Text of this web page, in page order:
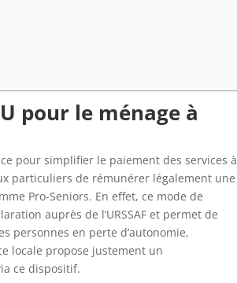
pour le ménage à
pour simplifier le paiement des services à
particuliers de rémunérer légalement une
Pro-Seniors. En effet, ce mode de
auprès de l’URSSAF et permet de
personnes en perte d’autonomie,
locale propose justement un
ce dispositif.